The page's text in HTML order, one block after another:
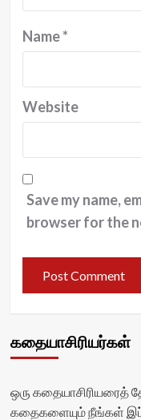
Name*
Website
Save my name,
browser for the
கதையாசிரியர்கள்
ஒரு கதையாசிரியரைத்
கதைகளையும் நீங்கள்